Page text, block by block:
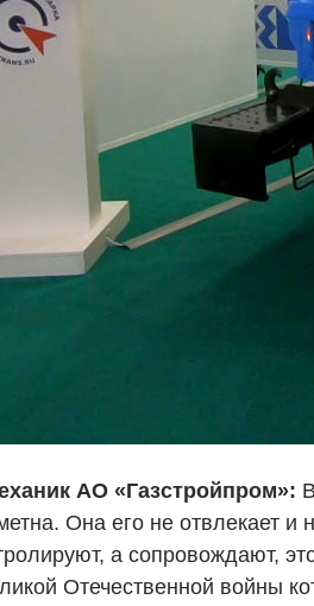
АО «Газстройпром»:
Она его не отвлекает и
а сопровождают,
Отечественной войны